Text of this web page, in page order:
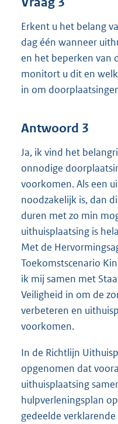
Erkent u het belang
dag één wanneer
en het beperken van
monitort u dit en
in om
Antwoord 3
Ja, ik vind het
onnodige
voorkomen. Als een
noodzakelijk is, dan
duren met zo min
uithuisplaatsing is
Met de
Toekomstscenario
ik mij samen met
Veiligheid in om de
verbeteren en
voorkomen.
In de Richtlijn
opgenomen dat
uithuisplaatsing
hulpverleningsplan
gedeelde